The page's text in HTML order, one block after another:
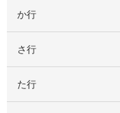
か行
さ行
た行